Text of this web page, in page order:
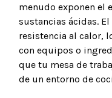
menudo exponen el
sustancias ácidas.
resistencia al calor,
con equipos o
que tu mesa de
de un entorno de